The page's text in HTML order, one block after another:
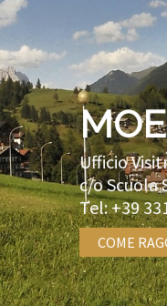
Ufficio
c/o Scuola
Tel:+39
COME